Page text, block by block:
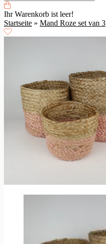
Ihr Warenkorb ist leer!
Startseite » Mand Roze set van 3